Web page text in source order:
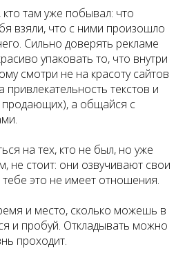
там уже побывал: что
взяли, что с ними произошло
Сильно доверять рекламе
упаковать то, что внутри
смотри не на красоту сайтов
текстов и
продающих), а общайся с
на тех, кто не был, но уже
не стоит: они озвучивают свои
тебе это не имеет отношения.
и место, сколько можешь в
и пробуй. Откладывать можно
проходит.